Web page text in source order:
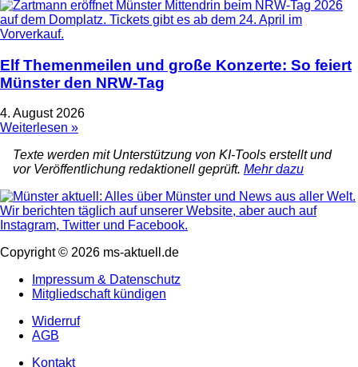
Elf Themenmeilen und große Konzerte: So feiert
Münster den NRW-Tag
4. August 2026
Weiterlesen »
Texte werden mit Unterstützung von KI-Tools erstellt und
vor Veröffentlichung redaktionell geprüft. Mehr dazu
Copyright © 2026 ms-aktuell.de
Impressum & Datenschutz
Mitgliedschaft kündigen
Widerruf
AGB
Kontakt